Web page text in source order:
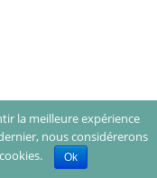
la meilleure expérience
nous considérerons
Ok